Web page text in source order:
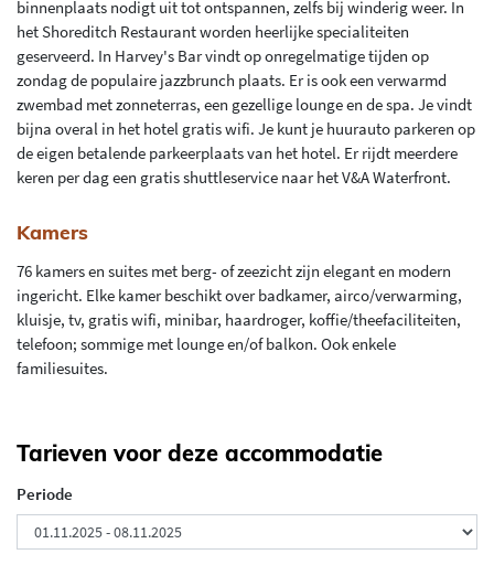
binnenplaats nodigt uit tot ontspannen, zelfs bij winderig weer. In
het Shoreditch Restaurant worden heerlijke specialiteiten
geserveerd. In Harvey's Bar vindt op onregelmatige tijden op
zondag de populaire jazzbrunch plaats. Er is ook een verwarmd
zwembad met zonneterras, een gezellige lounge en de spa. Je vindt
bijna overal in het hotel gratis wifi. Je kunt je huurauto parkeren op
de eigen betalende parkeerplaats van het hotel. Er rijdt meerdere
keren per dag een gratis shuttleservice naar het V&A Waterfront.
Kamers
76 kamers en suites met berg- of zeezicht zijn elegant en modern
ingericht. Elke kamer beschikt over badkamer, airco/verwarming,
kluisje, tv, gratis wifi, minibar, haardroger, koffie/theefaciliteiten,
telefoon; sommige met lounge en/of balkon. Ook enkele
familiesuites.
Tarieven voor deze accommodatie
Periode